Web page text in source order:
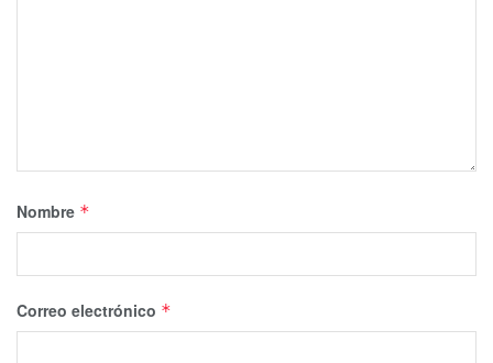
Nombre *
Correo electrónico *